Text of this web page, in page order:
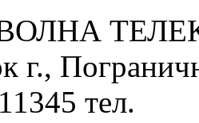
г.,
тел.